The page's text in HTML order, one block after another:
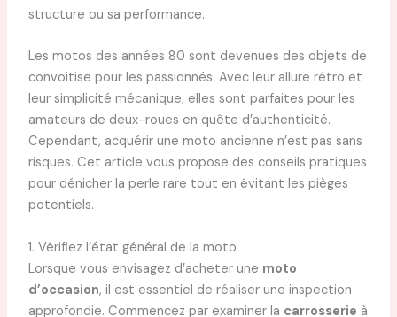
structure ou sa performance.
Les motos des années 80 sont devenues des objets de
convoitise pour les passionnés. Avec leur allure rétro et
leur simplicité mécanique, elles sont parfaites pour les
amateurs de deux-roues en quête d’authenticité.
Cependant, acquérir une moto ancienne n’est pas sans
risques. Cet article vous propose des conseils pratiques
pour dénicher la perle rare tout en évitant les pièges
potentiels.
1. Vérifiez l’état général de la moto
Lorsque vous envisagez d’acheter une moto
d’occasion, il est essentiel de réaliser une inspection
approfondie. Commencez par examiner la carrosserie à